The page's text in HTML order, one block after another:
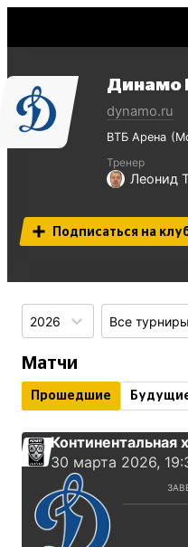
Динамо
dynamo.ru
ВТБ Арена
Тренер
Леонид
Подписаться на
2026 Все турниры
Матчи
Прошедшие
Континентальная
30 марта 2026,